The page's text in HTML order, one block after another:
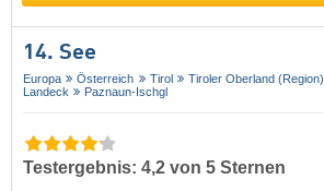
14. See
Europa Österreich Tirol
Tiroler Oberland (Region)
Landeck
Paznaun-Ischgl
Testergebnis: 4,2 von 5 Sternen